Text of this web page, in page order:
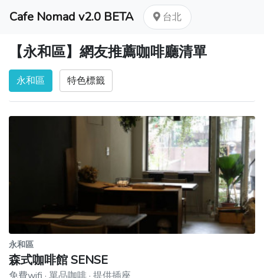
Cafe Nomad v2.0 BETA 台北
【永和區】網友推薦咖啡廳清單
永和區 特色標籤
永和區
森式咖啡館 SENSE